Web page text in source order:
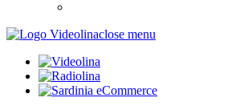
close menu